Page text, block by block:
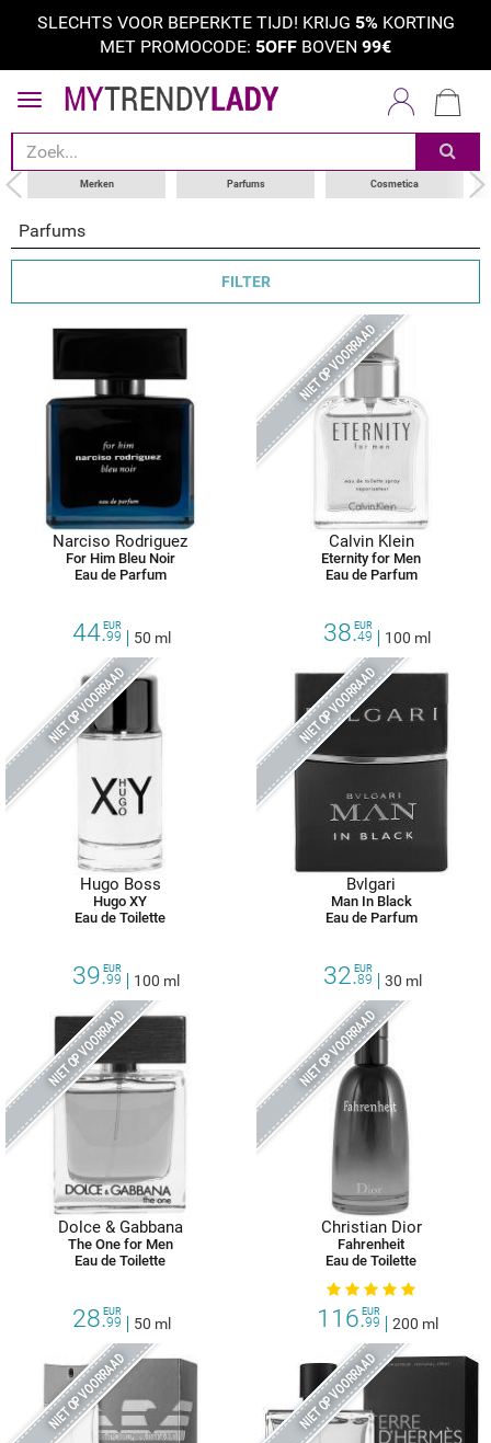
SLECHTS VOOR BEPERKTE TIJD! KRIJG 5%KORTING
MET PROMOCODE: 5OFF BOVEN 99€
Merken Parfums Cosmetica
Parfums
sorteer op
categorie
merken
productsoort
FILTER
Narciso Rodriguez
For Him Bleu Noir
Eau de Parfum
44.99
EUR
50 ml
NIET OP VOORRAAD
Calvin Klein
Eternity for Men
Eau de Parfum
38.49
EUR
100 ml
NIET OP VOORRAAD
Hugo Boss
Hugo XY
Eau de Toilette
39.99
EUR
100 ml
NIET OP VOORRAAD
Bvlgari
Man In Black
Eau de Parfum
32.89
EUR
30 ml
NIET OP VOORRAAD
Dolce & Gabbana
The One for Men
Eau de Toilette
28.99
EUR
50 ml
NIET OP VOORRAAD
Christian Dior
Fahrenheit
Eau de Toilette
116.99
EUR
200 ml
NIET OP VOORRAAD NIET OP VOORRAAD